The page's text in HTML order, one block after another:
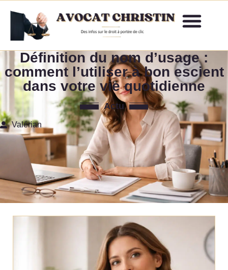
Définition du nom d’usage :
comment l’utiliser à bon escient
dans votre vie quotidienne
Actu
Valérian